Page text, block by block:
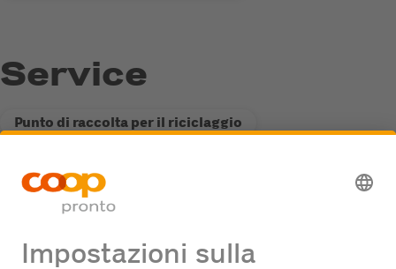
Service
Punto di raccolta per il riciclaggio
Offerte di lavoro